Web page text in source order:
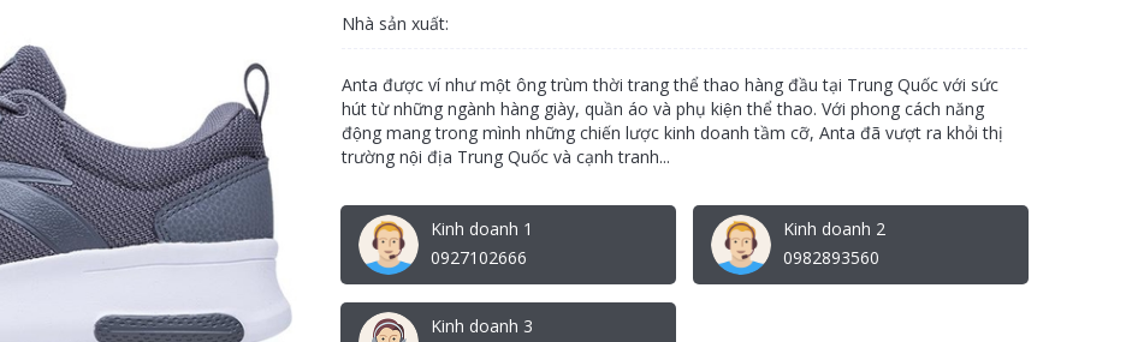
Nhà sản xuất:
Anta được ví như một ông trùm thời trang thể thao hàng đầu tại Trung Quốc với sức
hút từ những ngành hàng giày, quần áo và phụ kiện thể thao. Với phong cách năng
động mang trong mình những chiến lược kinh doanh tầm cỡ, Anta đã vượt ra khỏi thị
trường nội địa Trung Quốc và cạnh tranh...
Kinh doanh 1
0927102666
Kinh doanh 2
0982893560
Kinh doanh 3